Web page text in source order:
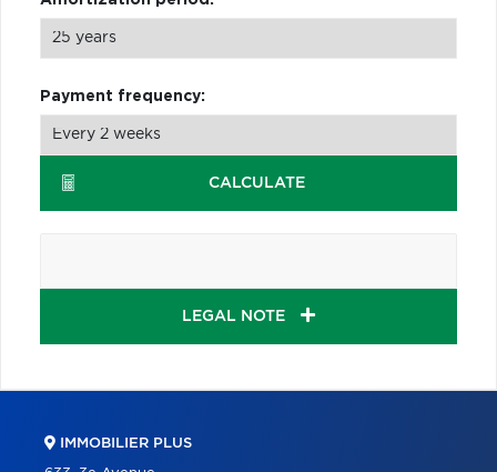
Payment frequency:
CALCULATE
LEGAL NOTE
IMMOBILIER PLUS